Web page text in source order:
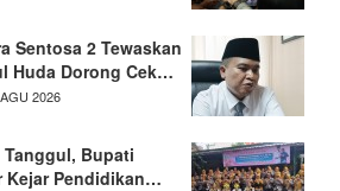
Sentosa 2 Tewaskan
Huda Dorong Cek…
2026
Bupati
Kejar Pendidikan…